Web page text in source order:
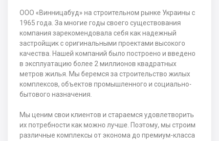
ООО «Винницабуд» на строительном рынке Украины с
1965 года. За многие годы своего существования
компания зарекомендовала себя как надежный
застройщик с оригинальными проектами высокого
качества. Нашей компаний было построено и введено
в эксплуатацию более 2 миллионов квадратных
метров жилья. Мы беремся за строительство жилых
комплексов, объектов промышленного и социально-
бытового назначения.
Мы ценим свои клиентов и стараемся удовлетворить
их потребности как можно лучше. Поэтому, мы строим
различные комплексы от эконома до премиум-класса